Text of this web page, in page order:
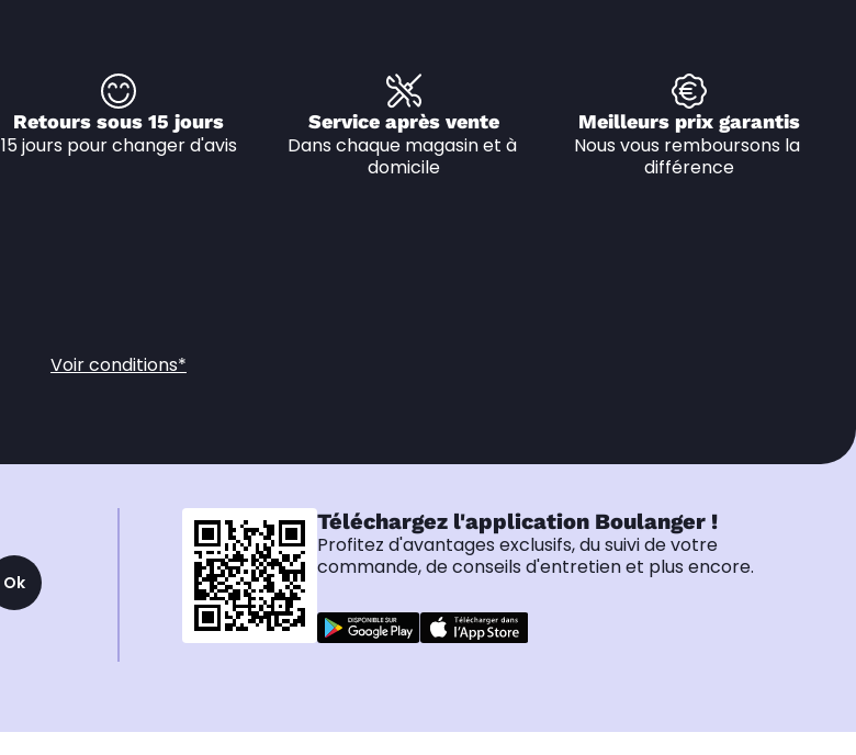
Retours sous 15 jours
15 jours pour changer d'avis
Service après vente
Dans chaque magasin et à
domicile
Meilleurs prix garantis
Nous vous remboursons la
différence
Voir conditions*
Ok
Téléchargez l'application Boulanger !
Profitez d'avantages exclusifs, du suivi de votre
commande, de conseils d'entretien et plus encore.